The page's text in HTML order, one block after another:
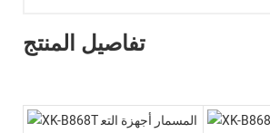
تفاصيل المنتج